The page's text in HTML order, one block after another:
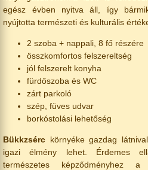
egész évben nyitva áll, így
nyújtotta természeti és kulturális
2 szoba + nappali, 8 fő részére
összkomfortos felszereltség
jól felszerelt konyha
fürdőszoba és WC
zárt parkoló
szép, füves udvar
borkóstolási lehetőség
Bükkzsérc környéke gazdag
igazi élmény lehet. Érdemes
természetes képződményhez a